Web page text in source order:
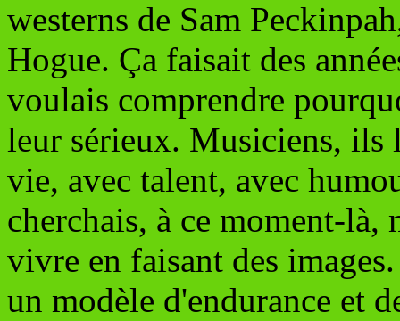
westerns de Sam
Hogue. Ça faisait des
voulais comprendre
leur sérieux. Musiciens, ils
vie, avec talent, avec
cherchais, à ce moment-là,
vivre en faisant des
un modèle d'endurance et